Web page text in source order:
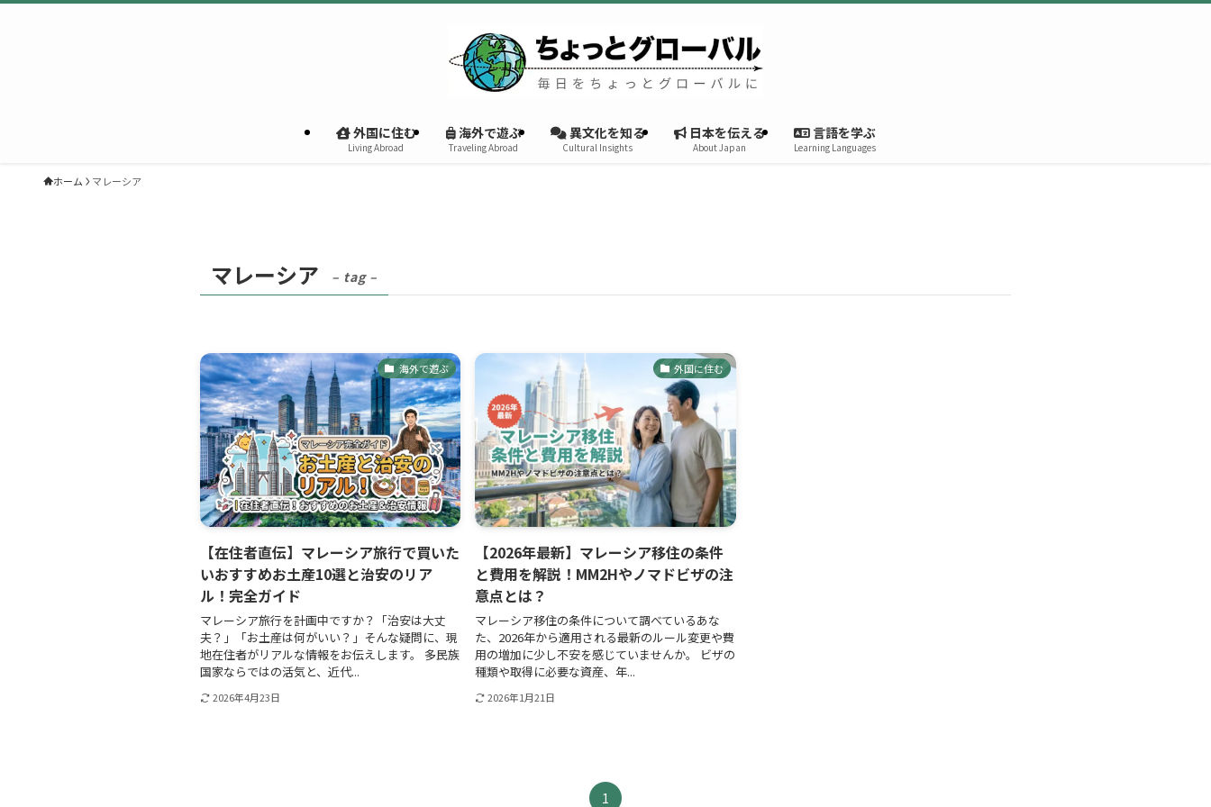
外国に住む
Living Abroad
海外で遊ぶ
Traveling Abroad
異文化を知る
Cultural Insights
日本を伝える
About Japan
言語を学ぶ
Learning Languages
ホーム マレーシア
マレーシア – tag –
海外で遊ぶ
【在住者直伝】マレーシア旅行で買いた
いおすすめお土産10選と治安のリア
ル！完全ガイド
マレーシア旅行を計画中ですか？「治安は大丈
夫？」「お土産は何がいい？」そんな疑問に、現
地在住者がリアルな情報をお伝えします。 多民族
国家ならではの活気と、近代...
2026年4月23日
外国に住む
【2026年最新】マレーシア移住の条件
と費用を解説！MM2Hやノマドビザの注
意点とは？
マレーシア移住の条件について調べているあな
た、2026年から適用される最新のルール変更や費
用の増加に少し不安を感じていませんか。 ビザの
種類や取得に必要な資産、年...
2026年1月21日
1